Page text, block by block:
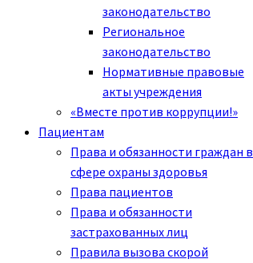
законодательство
Региональное
законодательство
Нормативные правовые
акты учреждения
«Вместе против коррупции!»
Пациентам
Права и обязанности граждан в
сфере охраны здоровья
Права пациентов
Права и обязанности
застрахованных лиц
Правила вызова скорой